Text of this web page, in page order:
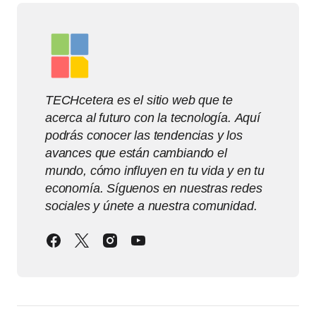
TECHcetera es el sitio web que te
acerca al futuro con la tecnología. Aquí
podrás conocer las tendencias y los
avances que están cambiando el
mundo, cómo influyen en tu vida y en tu
economía. Síguenos en nuestras redes
sociales y únete a nuestra comunidad.